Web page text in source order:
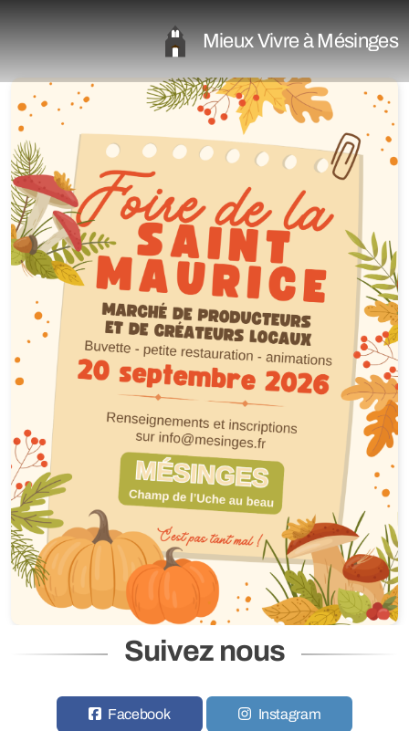
Mieux Vivre à Mésinges
Suivez nous
Facebook Instagram
Le Programme
La Restauration
Les Animations
Les Accès
Foire de la Saint Maurice 2025
Asso et commerces
Événements